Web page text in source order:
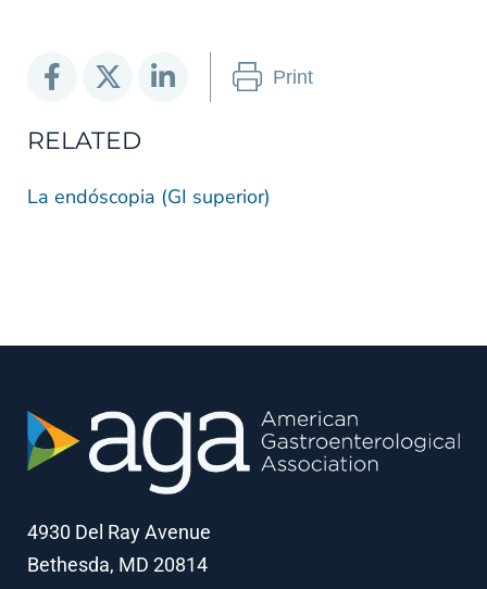
Print
RELATED
La endóscopia (GI superior)
4930 Del Ray Avenue
Bethesda, MD 20814